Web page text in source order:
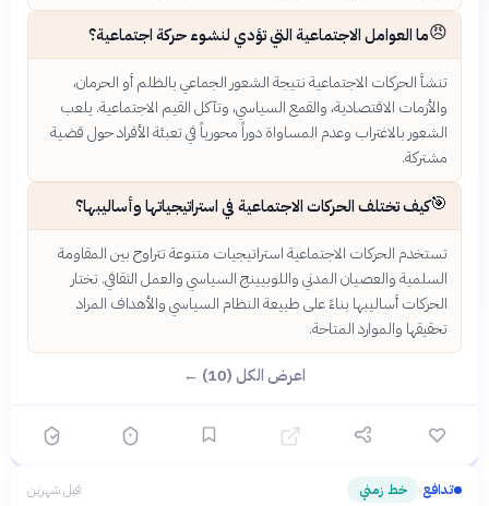
😠ما العوامل الاجتماعية التي تؤدي لنشوء حركة اجتماعية؟
تنشأ الحركات الاجتماعية نتيجة الشعور الجماعي بالظلم أو الحرمان،
والأزمات الاقتصادية، والقمع السياسي، وتآكل القيم الاجتماعية. يلعب
الشعور بالاغتراب وعدم المساواة دوراً محورياً في تعبئة الأفراد حول قضية
مشتركة.
🎯كيف تختلف الحركات الاجتماعية في استراتيجياتها وأساليبها؟
تستخدم الحركات الاجتماعية استراتيجيات متنوعة تتراوح بين المقاومة
السلمية والعصيان المدني واللوبيينج السياسي والعمل الثقافي. تختار
الحركات أساليبها بناءً على طبيعة النظام السياسي والأهداف المراد
تحقيقها والموارد المتاحة.
اعرض الكل (10) ←
تدافع› خط زمني قبل شهرين